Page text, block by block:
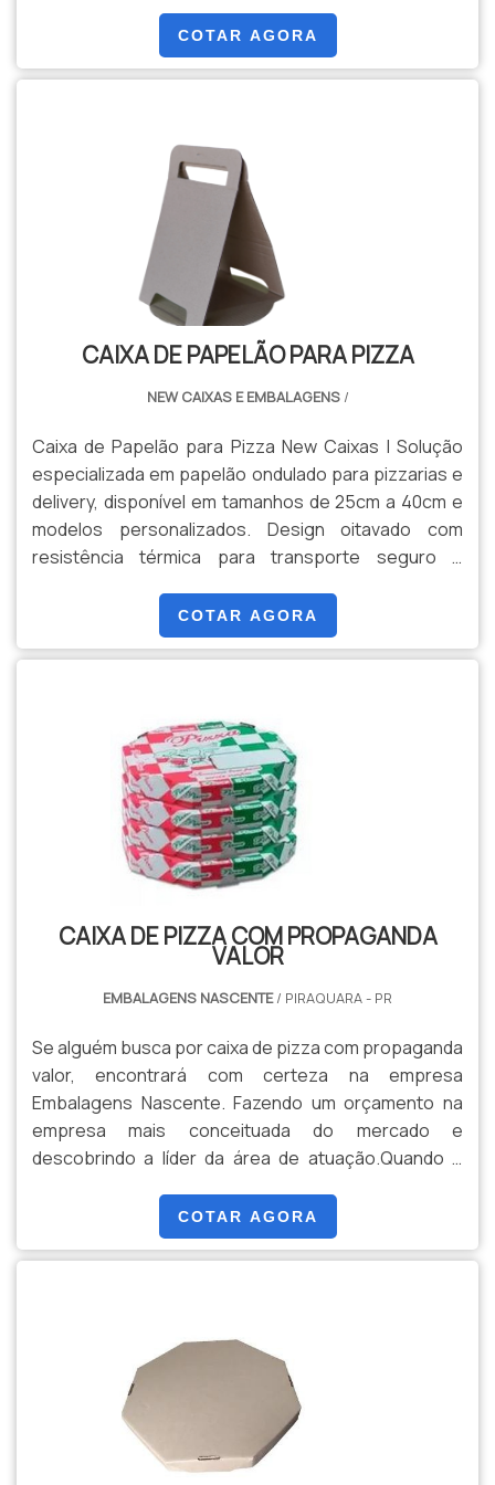
COTAR AGORA
CAIXA DE PAPELÃO PARA PIZZA
NEW CAIXAS E EMBALAGENS/
Caixa de Papelão para Pizza New Caixas | Solução
especializada em papelão ondulado para pizzarias e
delivery, disponível em tamanhos de 25cm a 40cm e
modelos personalizados. Design oitavado com
resistência térmica para transporte seguro e
sustentáveis e personalizável com logotipos desde
COTAR AGORA
CAIXA DE PIZZA COM PROPAGANDA
VALOR
EMBALAGENS NASCENTE/ PIRAQUARA - PR
Se alguém busca por caixa de pizza com propaganda
valor, encontrará com certeza na empresa
Embalagens Nascente. Fazendo um orçamento na
empresa mais conceituada do mercado e
descobrindo a líder da área de atuação.Quando o
Embalagens Nascente o cliente poderá contar
precisão com ampla variedade de embalagens
alimentícias.MAIS SOBRE CAIXA DE PIZZA COM
escritório de alta qualidade onde são realizadas as
atividades e estrutura suficiente para atender todas
as demandas, tudo para oferecer caixa de pizza com
propaganda valor com precisão.Há muitas maneiras
eficientes de uma empresa demonstrar
COTAR AGORA